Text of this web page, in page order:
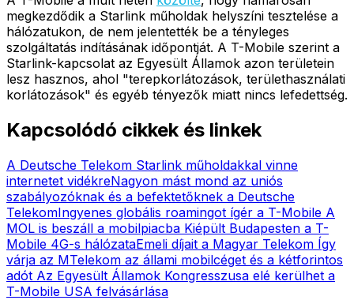
megkezdődik a Starlink műholdak helyszíni tesztelése a
hálózatukon, de nem jelentették be a tényleges
szolgáltatás indításának időpontját. A T-Mobile szerint a
Starlink-kapcsolat az Egyesült Államok azon területein
lesz hasznos, ahol "terepkorlátozások, területhasználati
korlátozások" és egyéb tényezők miatt nincs lefedettség.
Kapcsolódó cikkek és linkek
A Deutsche Telekom Starlink műholdakkal vinne
internetet vidékreNagyon mást mond az uniós
szabályozóknak és a befektetőknek a Deutsche
TelekomIngyenes globális roamingot ígér a T-Mobile A
MOL is beszáll a mobilpiacba Kiépült Budapesten a T-
Mobile 4G-s hálózataEmeli díjait a Magyar Telekom Így
várja az MTelekom az állami mobilcéget és a kétforintos
adót Az Egyesült Államok Kongresszusa elé kerülhet a
T-Mobile USA felvásárlása